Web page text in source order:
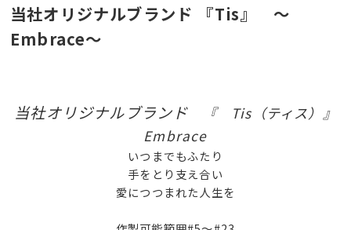
当社オリジナルブランド 『Tis』 ～
Embrace～
当社オリジナルブランド
『 Tis（ティス）』
Embrace
いつまでもふたり
手をとり支え合い
愛につつまれた人生を